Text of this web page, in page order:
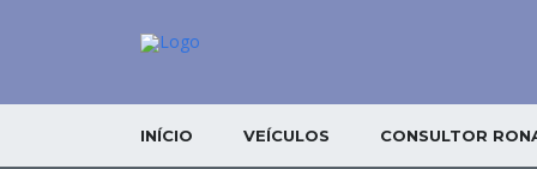
INÍCIO VEÍCULOS CONSULTOR